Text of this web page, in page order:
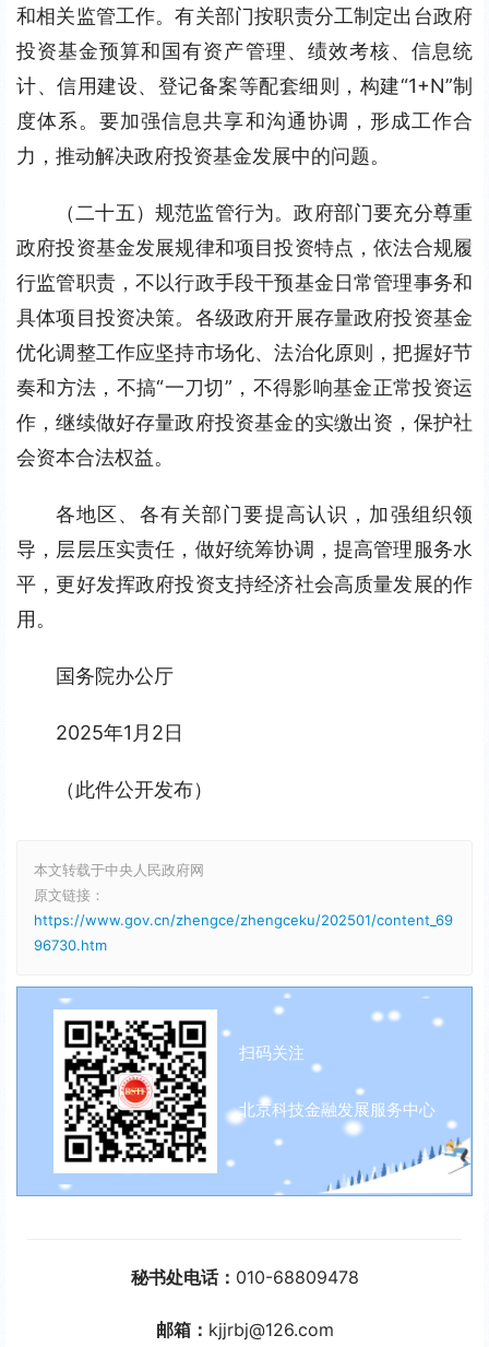
和相关监管工作。有关部门按职责分工制定出台政府
投资基金预算和国有资产管理、绩效考核、信息统
计、信用建设、登记备案等配套细则，构建“1+N”制
度体系。要加强信息共享和沟通协调，形成工作合
力，推动解决政府投资基金发展中的问题。
（二十五）规范监管行为。政府部门要充分尊重
政府投资基金发展规律和项目投资特点，依法合规履
行监管职责，不以行政手段干预基金日常管理事务和
具体项目投资决策。各级政府开展存量政府投资基金
优化调整工作应坚持市场化、法治化原则，把握好节
奏和方法，不搞“一刀切”，不得影响基金正常投资运
作，继续做好存量政府投资基金的实缴出资，保护社
会资本合法权益。
各地区、各有关部门要提高认识，加强组织领
导，层层压实责任，做好统筹协调，提高管理服务水
平，更好发挥政府投资支持经济社会高质量发展的作
用。
国务院办公厅
2025年1月2日
（此件公开发布）
本文转载于中央人民政府网
原文链接：
https://www.gov.cn/zhengce/zhengceku/202501/content_69
96730.htm
扫码关注
北京科技金融发展服务中心
秘书处电话： 010-68809478
邮箱： kjjrbj@126.com